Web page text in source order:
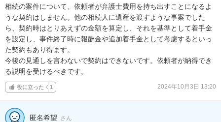
相続の案件について、依頼者が弁護士費用を持ち出すことになるよ
うな契約はしません。他の相続人に遺産を渡すような事案でした
ら、契約時はとりあえずの金額を算定し、それを基準として着手金
を設定し、事件終了時に報酬金や追加着手金として考慮するといっ
た契約もあり得ます。
今後の見通しを言わないで契約はできないです。依頼者が納得でき
る説明を受けるべきです。
役に立った 1 2024年10月3日 13:20
匿名希望 さん